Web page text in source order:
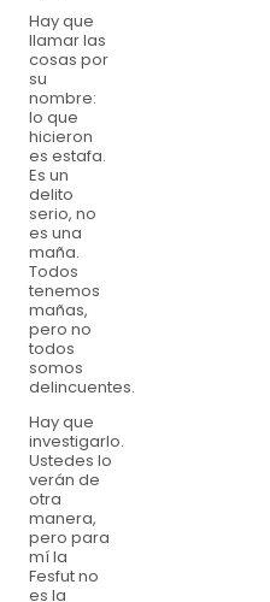
Hay que
llamar las
cosas por
su
nombre:
lo que
hicieron
es estafa.
Es un
delito
serio, no
es una
maña.
Todos
tenemos
mañas,
pero no
todos
somos
delincuentes.
Hay que
investigarlo.
Ustedes lo
verán de
otra
manera,
pero para
mí la
Fesfut no
es la